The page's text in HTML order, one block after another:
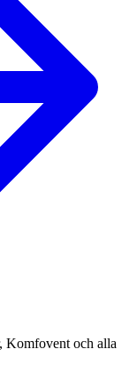
Komfovent och alla